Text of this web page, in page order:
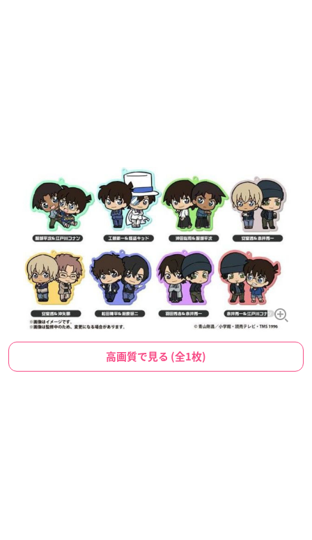
高画質で見る (全1枚)